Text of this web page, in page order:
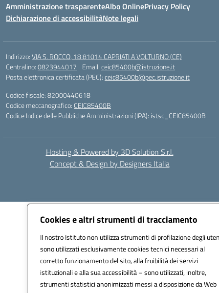
Cookies e altri strumenti di tracciamento
Il nostro Istituto non utilizza strumenti di profilazione degli
sono utilizzati esclusivamente cookies tecnici necessari al
corretto funzionamento del sito, alla fruibilità dei servizi
istituzionali e alla sua accessibilità – sono utilizzati, inoltre,
strumenti statistici anonimizzati messi a disposizione da Web
Amministrazione trasparenteAlbo OnlinePrivacy Policy
Dichiarazione di accessibilitàNote legali
Indirizzo:VIA S. ROCCO, 18 81014 CAPRIATI A VOLTURNO (CE)
Centralino:0823944017 Email:ceic85400b@istruzione.it
Posta elettronica certificata (PEC):ceic85400b@pec.istruzione.it
Codice fiscale: 82000440618
Codice meccanografico: CEIC85400B
Codice Indice delle Pubbliche Amministrazioni (IPA): istsc_CEIC85400B
Hosting & Powered by 3D Solution S.r.l.
Concept & Design by Designers Italia